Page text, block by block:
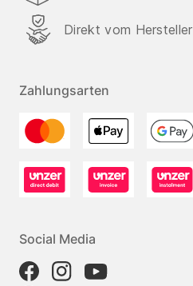
Direkt vom Hersteller
Zahlungsarten
Social Media